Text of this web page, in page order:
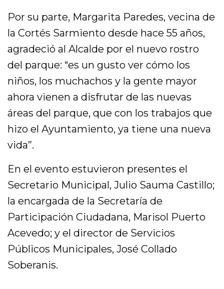
Por su parte, Margarita Paredes, vecina de
la Cortés Sarmiento desde hace 55 años,
agradeció al Alcalde por el nuevo rostro
del parque: “es un gusto ver cómo los
niños, los muchachos y la gente mayor
ahora vienen a disfrutar de las nuevas
áreas del parque, que con los trabajos que
hizo el Ayuntamiento, ya tiene una nueva
vida”.
En el evento estuvieron presentes el
Secretario Municipal, Julio Sauma Castillo;
la encargada de la Secretaría de
Participación Ciudadana, Marisol Puerto
Acevedo; y el director de Servicios
Públicos Municipales, José Collado
Soberanis.